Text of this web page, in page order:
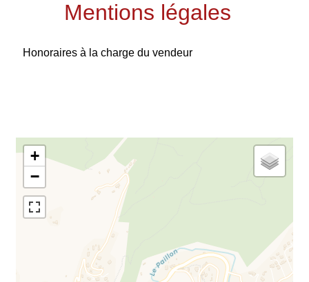
Mentions légales
Honoraires à la charge du vendeur
+
−